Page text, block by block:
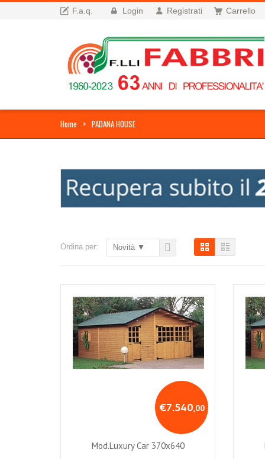
F.a.q. Login Registrati Carrello
Home PADANA HOUSE
Ordina per: Novità ▼
€7.540,00
Mod.luxury Car 370x640